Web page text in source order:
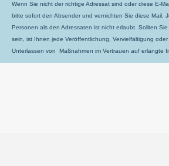
Wenn Sie nicht der richtige Adressat sind oder diese E-
bitte sofort den Absender und vernichten Sie diese Mail.
Personen als den Adressaten ist nicht erlaubt. Sollten
sein, ist Ihnen jede Veröffentlichung, Vervielfältigung
Unterlassen von Maßnahmen im Vertrauen auf erlangte